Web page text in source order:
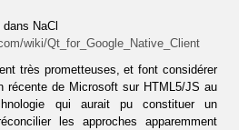
NaCl
wiki/Qt_for_Google_Native_Client
très prometteuses, et font considérer
récente de Microsoft sur HTML5/JS au
qui aurait pu constituer un
les approches apparemment